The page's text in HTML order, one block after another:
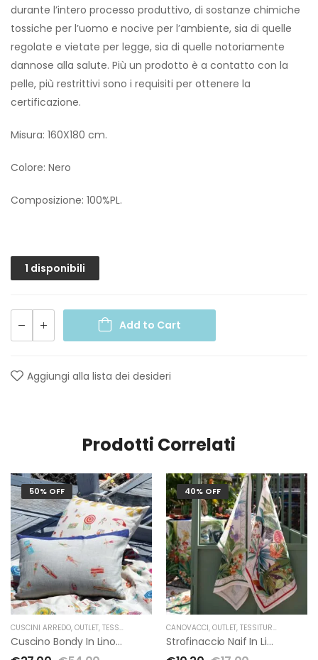
durante l’intero processo produttivo, di sostanze chimiche
tossiche per l’uomo e nocive per l’ambiente, sia di quelle
regolate e vietate per legge, sia di quelle notoriamente
dannose alla salute. Più un prodotto è a contatto con la
pelle, più restrittivi sono i requisiti per ottenere la
certificazione.
Misura: 160X180 cm.
Colore: Nero
Composizione: 100%PL.
1 disponibili
Add to Cart
Aggiungi alla lista dei desideri
Prodotti Correlati
50% OFF
CUSCINI ARREDO, OUTLET, TESSITURA TOSCANA TELERIE
Cuscino Bondy In Lino Di Tessitura Toscana Telerie
40% OFF
CANOVACCI, OUTLET, TESSITURA TOSCANA TELERIE
Strofinaccio Naif In Lino Di Tessitura Toscana Telerie